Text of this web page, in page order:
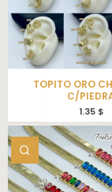
TOPITO ORO
C/
1.35 $